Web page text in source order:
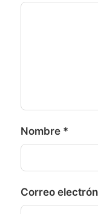
Nombre *
Correo